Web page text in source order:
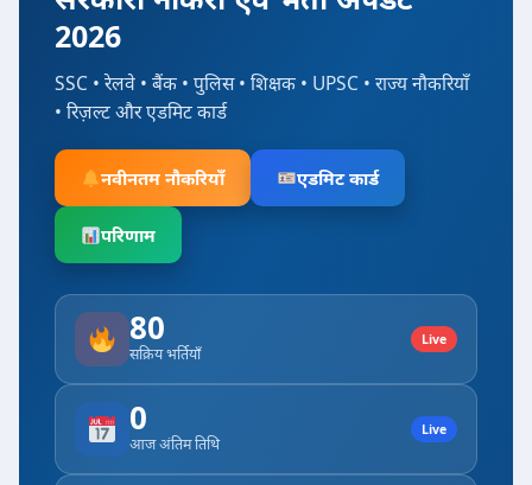
2026
SSC • रेलवे • बैंक • पुलिस • शिक्षक • UPSC • राज्य नौकरियाँ
• रिज़ल्ट और एडमिट कार्ड
नवीनतम नौकरियाँ एडमिट कार्ड
परिणाम
80
सक्रिय भर्तियाँ
Live
0
आज अंतिम तिथि
Live